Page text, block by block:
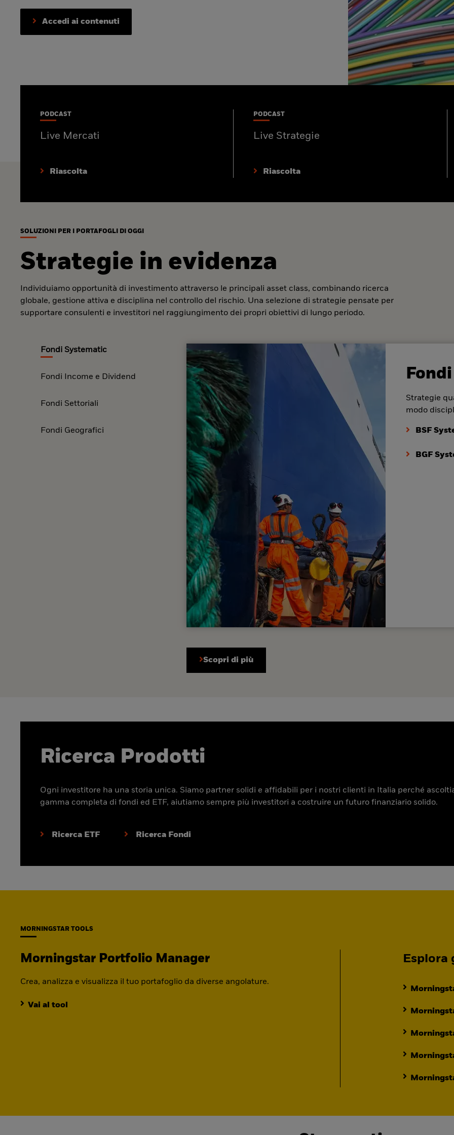
Accedi ai contenuti
PODCAST
Live Mercati
Riascolta
PODCAST
Live Strategie
Riascolta
SOLUZIONI PER I PORTAFOGLI DI OGGI
Strategie in evidenza
Individuiamo opportunità di investimento attraverso le principali asset class, combinando ricerca
globale, gestione attiva e disciplina nel controllo del rischio. Una selezione di strategie pensate per
supportare consulenti e investitori nel raggiungimento dei propri obiettivi di lungo periodo.
Fondi Systematic
Fondi Income e Dividend
Fondi Settoriali
Fondi Geografici
Strategie
modo
BSF
BGF
Scopri di più
Ricerca Prodotti
Ogni investitore ha una storia unica. Siamo partner solidi e affidabili per i nostri clienti in Italia perché
gamma completa di fondi ed ETF, aiutiamo sempre più investitori a costruire un futuro finanziario solido.
Ricerca ETF Ricerca Fondi
MORNINGSTAR TOOLS
Morningstar Portfolio Manager
Crea, analizza e visualizza il tuo portafoglio da diverse angolature.
Vai al tool
Esplora